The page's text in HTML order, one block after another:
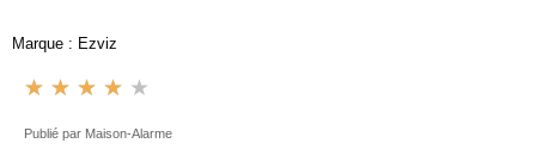
Marque : Ezviz
★ ★ ★ ★ ★
4
Publié par Maison-Alarme